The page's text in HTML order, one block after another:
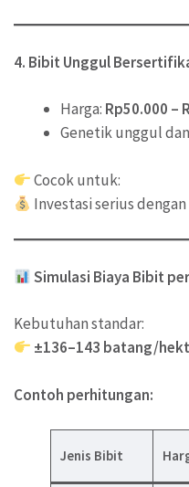
4. Bibit Unggul
Harga: Rp50.000 –
Genetik unggul
Cocok untuk:
Investasi serius
Simulasi Biaya Bibit
Kebutuhan standar:
±136–143 batang/
Contoh perhitungan:
Jenis Bibit